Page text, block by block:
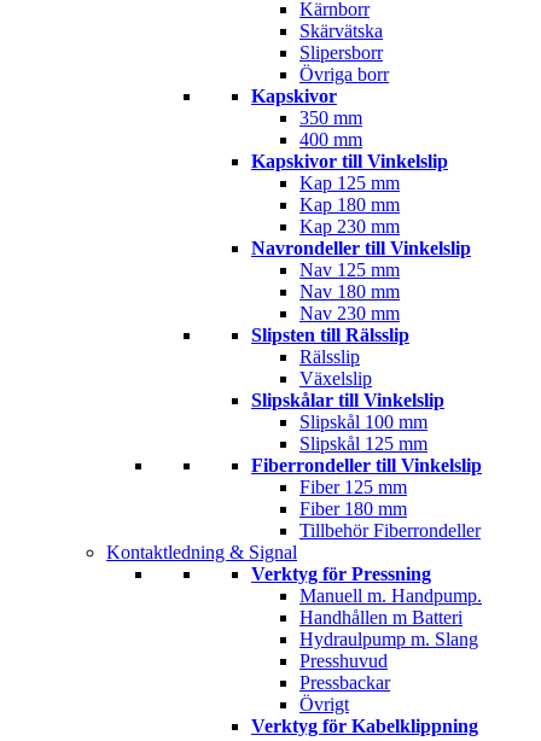
Kärnborr
Skärvätska
Slipersborr
Övriga borr
Kapskivor
350 mm
400 mm
Kapskivor till Vinkelslip
Kap 125 mm
Kap 180 mm
Kap 230 mm
Navrondeller till Vinkelslip
Nav 125 mm
Nav 180 mm
Nav 230 mm
Slipsten till Rälsslip
Rälsslip
Växelslip
Slipskålar till Vinkelslip
Slipskål 100 mm
Slipskål 125 mm
Fiberrondeller till Vinkelslip
Fiber 125 mm
Fiber 180 mm
Tillbehör Fiberrondeller
Kontaktledning & Signal
Verktyg för Pressning
Manuell m. Handpump.
Handhållen m Batteri
Hydraulpump m. Slang
Presshuvud
Pressbackar
Övrigt
Verktyg för Kabelklippning